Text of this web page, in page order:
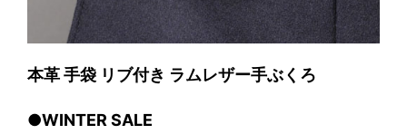
本革 手袋 リブ付き ラムレザー手ぶくろ
●WINTER SALE